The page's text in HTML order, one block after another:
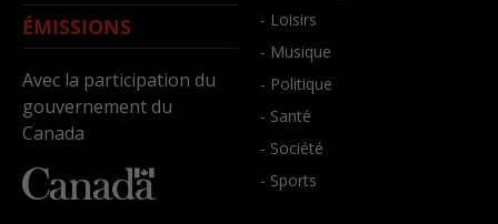
ÉMISSIONS
Avec la participation du
gouvernement du
Canada
- Loisirs
- Musique
- Politique
- Santé
- Société
- Sports